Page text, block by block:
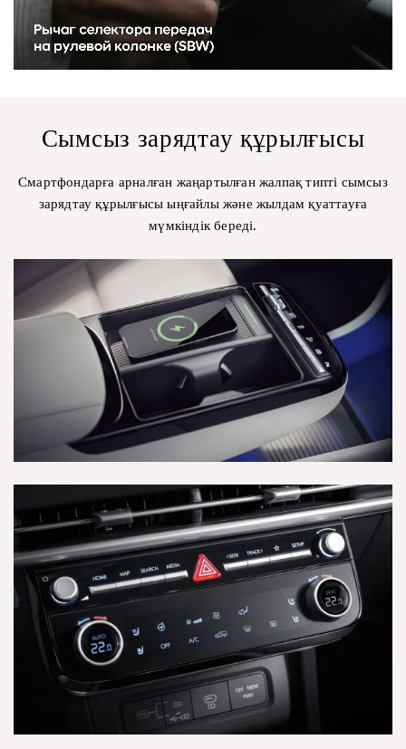
Сымсыз зарядтау құрылғысы
Смартфондарға арналған жаңартылған жалпақ типті сымсыз
зарядтау құрылғысы ыңғайлы және жылдам қуаттауға
мүмкіндік береді.